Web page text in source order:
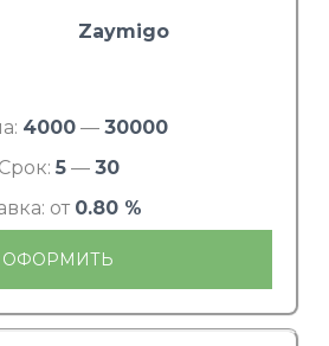
Zaymigo
4000— 30000
Срок: 5— 30
от 0.80 %
ОФОРМИТЬ